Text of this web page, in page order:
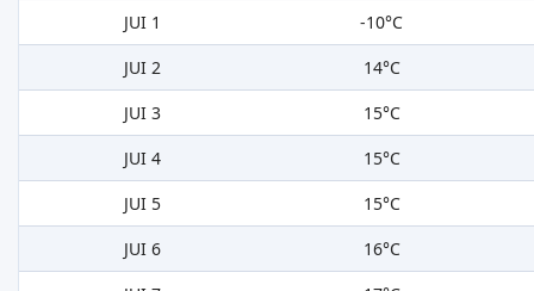
JUI 1
-10°C
JUI 2
14°C
JUI 3
15°C
JUI 4
15°C
JUI 5
15°C
JUI 6
16°C